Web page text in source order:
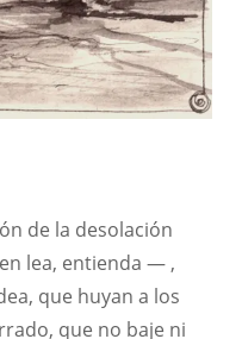
de la desolación
lea, entienda — ,
que huyan a los
que no baje ni